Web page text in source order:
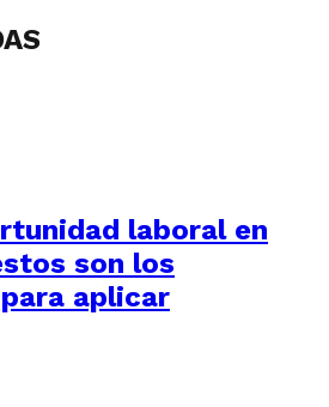
laboral en
son los
aplicar